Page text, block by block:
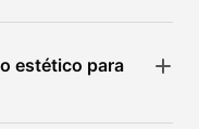
estético para